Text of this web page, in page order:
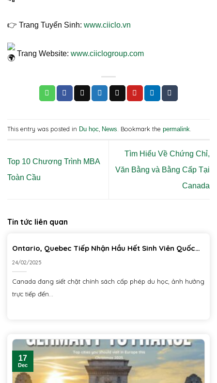
👉 Trang Tuyển Sinh: www.ciiclo.vn
Trang Website: www.ciiclogroup.com
This entry was posted in Du học News . Bookmark the permalink
Top 10 Chương Trình MBA
Toàn Cầu
Tìm Hiểu Về Chứng Chỉ,
Văn Bằng và Bằng Cấp Tại
Canada
Tin tức liên quan
Ontario, Quebec Tiếp Nhận Hầu Hết Sinh Viên Quốc
Tế Theo Hạn Mức Du Học Mới Của Canada Trong Năm
2025
24/02/2025
Canada đang siết chặt chính sách cấp phép du học, ảnh hưởng
trực tiếp đến...
17
Dec